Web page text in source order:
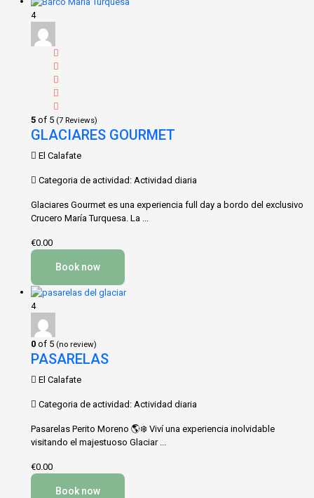
4
5 of 5 (7 Reviews)
GLACIARES GOURMET
El Calafate
Categoria de actividad: Actividad diaria
Glaciares Gourmet es una experiencia full day a bordo del exclusivo
Crucero María Turquesa. La ...
€0.00
Book now
4
0 of 5 (no review)
PASARELAS
El Calafate
Categoria de actividad: Actividad diaria
Pasarelas Perito Moreno 🌎❄️ Viví una experiencia inolvidable
visitando el majestuoso Glaciar ...
€0.00
Book now